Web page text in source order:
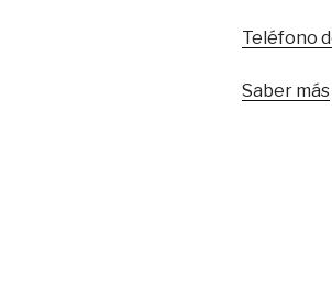
Teléfono
Saber más